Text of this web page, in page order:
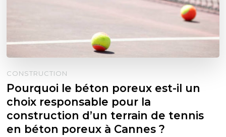
CONSTRUCTION
Pourquoi le béton poreux est-il un
choix responsable pour la
construction d’un terrain de tennis
en béton poreux à Cannes ?